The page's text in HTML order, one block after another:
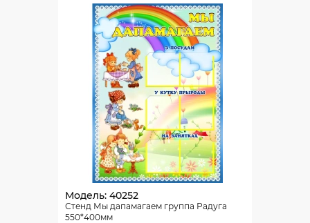
Модель: 40252
Стенд Мы дапамагаем группа Радуга
550*400мм